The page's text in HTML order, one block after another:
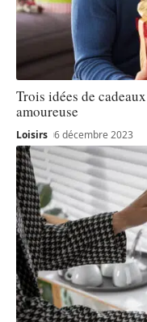
Trois idées de
amoureuse
Loisirs 6 décembre 2023